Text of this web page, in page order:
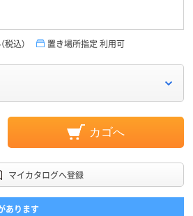
（税込） 置き場所指定 利用可
カゴへ
マイカタログへ登録
あります